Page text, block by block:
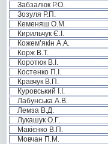
Забзалюк Р.О.
Зозуля Р.П.
Кеменяш О.М.
Кирильчук Є.І.
Кожем’якін А.А.
Корж В.Т.
Коротюк В.І.
Костенко П.І.
Кравчук В.П.
Куровський І.І.
Лабунська А.В.
Лемза В.Д.
Лукашук О.Г.
Макієнко В.П.
Мовчан П.М.